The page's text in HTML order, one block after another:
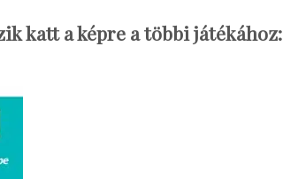
katt a képre a többi játékához: